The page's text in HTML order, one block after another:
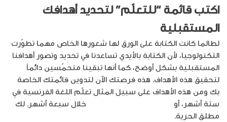
اكتب قائمة “للتعلّم” لتحديد أهدافك
المستقبلية
لطالما كانت الكتابة على الورق لها شعورها الخاص مهما تطوّرت
التكنولوجيا، لأن الكتابة بالأيدي تساعدنا في تحديد وتصور أهدافنا
المستقبلية بشكل أوضح، كما أنها تبقينا متحمّسين دائماً
لتحقيق هذه الأهداف. هذه فرصتك الآن لتدوين قائمتك الخاصة
بك ومن هذه الأهداف على سبيل المثال تعلّم اللغة الفرنسية في
ستة أشهر، أو
خلال سبعة أشهر. لك
مطلق الحرية.